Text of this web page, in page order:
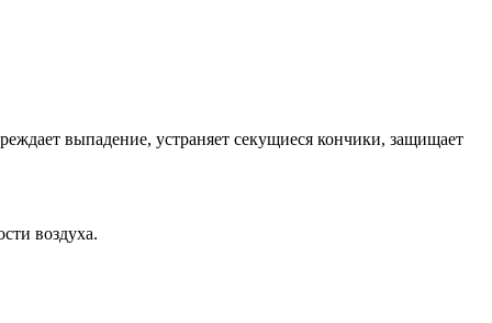
выпадение, устраняет секущиеся кончики, защищает
воздуха.